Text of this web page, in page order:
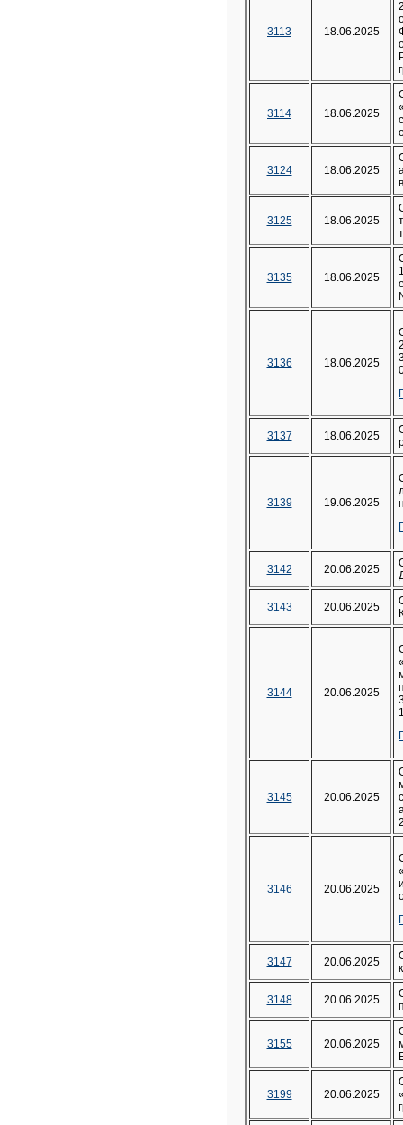
3113 18.06.2025
3114 18.06.2025
3124 18.06.2025
3125 18.06.2025
3135 18.06.2025
3136 18.06.2025
3137 18.06.2025
3139 19.06.2025
3142 20.06.2025
3143 20.06.2025
3144 20.06.2025
3145 20.06.2025
3146 20.06.2025
3147 20.06.2025
3148 20.06.2025
3155 20.06.2025
3199 20.06.2025